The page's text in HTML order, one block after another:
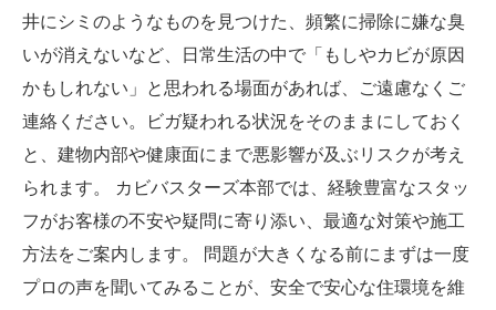
井にシミのようなものを見つけた、頻繁に掃除に嫌な臭
いが消えないなど、日常生活の中で「もしやカビが原因
かもしれない」と思われる場面があれば、ご遠慮なくご
連絡ください。ビガ疑われる状況をそのままにしておく
と、建物内部や健康面にまで悪影響が及ぶリスクが考え
られます。 カビバスターズ本部では、経験豊富なスタッ
フがお客様の不安や疑問に寄り添い、最適な対策や施工
方法をご案内します。 問題が大きくなる前にまずは一度
プロの声を聞いてみることが、安全で安心な住環境を維